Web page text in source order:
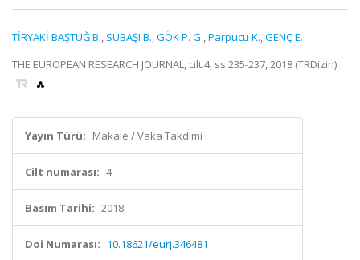
TİRYAKİ BAŞTUĞ B., SUBAŞI B.,GÖK P. G.,Parpucu K.,GENÇ E.
THE EUROPEAN RESEARCH JOURNAL, cilt.4, ss.235-237, 2018 (TRDizin)
Yayın Türü: Makale / Vaka Takdimi
Cilt numarası: 4
Basım Tarihi: 2018
Doi Numarası: 10.18621/eurj.346481